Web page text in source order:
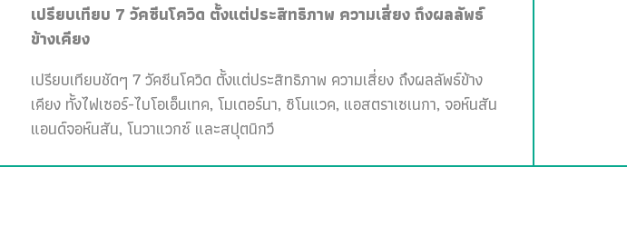
เปรียบเทียบ 7 วัคซีนโควิด ตั้งแต่ประสิทธิภาพ ความเสี่ยง ถึงผลลัพธ์
ข้างเคียง
เปรียบเทียบชัดๆ 7 วัคซีนโควิด ตั้งแต่ประสิทธิภาพ ความเสี่ยง ถึงผลลัพธ์ข้าง
เคียง ทั้งไฟเซอร์-ไบโอเอ็นเทค, โมเดอร์นา, ซิโนแวค, แอสตราเซเนกา, จอห์นสัน
แอนด์จอห์นสัน, โนวาแวกซ์ และสปุตนิกวี